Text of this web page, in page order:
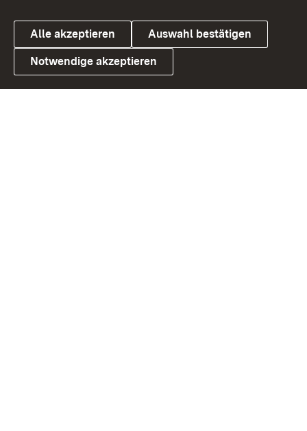
Link zum Landesportal
Alle akzeptieren Auswahl bestätigen
Notwendige akzeptieren